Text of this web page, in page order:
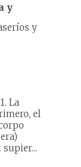
y
y
1. La
el